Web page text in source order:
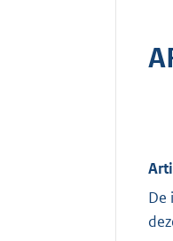
De